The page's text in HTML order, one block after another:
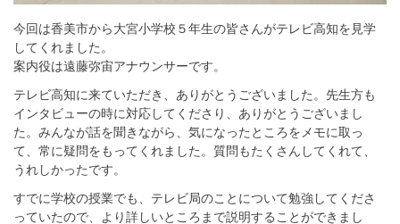
今回は香美市から大宮小学校５年生の皆さんがテレビ高知を見学
してくれました。
案内役は遠藤弥宙アナウンサーです。
テレビ高知に来ていただき、ありがとうございました。先生方も
インタビューの時に対応してくださり、ありがとうございまし
た。みんなが話を聞きながら、気になったところをメモに取っ
て、常に疑問をもってくれました。質問もたくさんしてくれて、
うれしかったです。
すでに学校の授業でも、テレビ局のことについて勉強してくださ
っていたので、より詳しいところまで説明することができまし